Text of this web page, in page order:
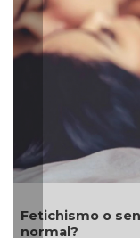
o sentir placer